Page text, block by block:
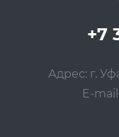
+7
Адрес: г.
E-